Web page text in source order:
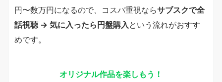
円〜数万円になるので、コスパ重視ならサブスクで全
話視聴 → 気に入ったら円盤購入 という流れがおすす
めです。
オリジナル作品を楽しもう！